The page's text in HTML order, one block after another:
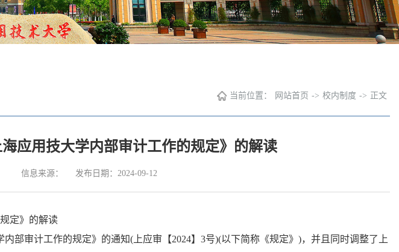
当前位置： 网站首页 -> 校内制度 -> 正文
应用技大学内部审计工作的规定》的解读
信息来源： 发布日期：2024-09-12
定》的解读
部审计工作的规定》的通知(上应审【2024】3号)(以下简称《规定》)，并且同时调整了上